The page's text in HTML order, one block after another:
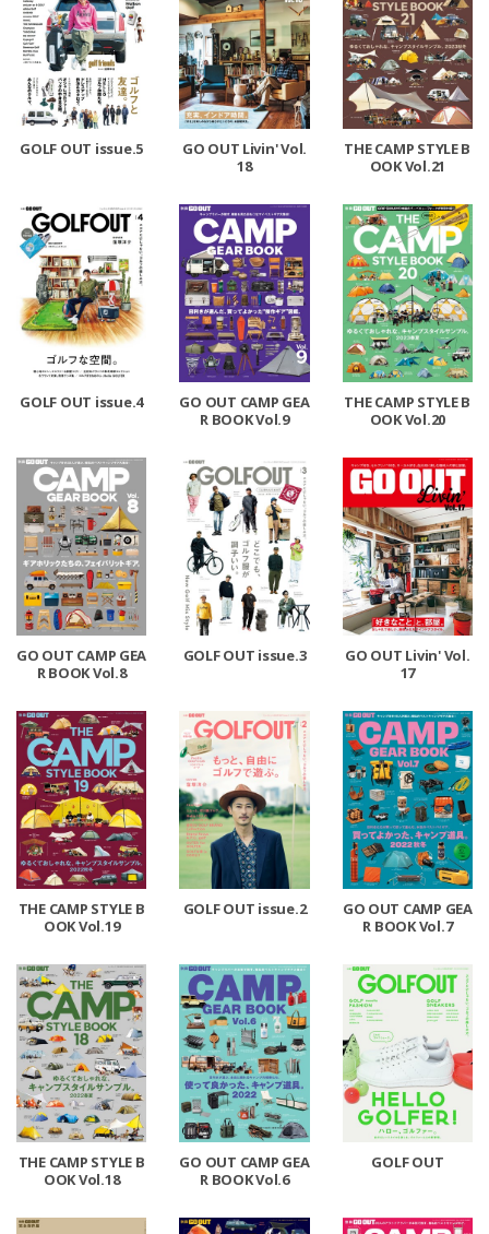
GOLF OUT issue.5
GO OUT Livin' Vol.
18
THE CAMP STYLE B
OOK Vol.21
GOLF OUT issue.4
GO OUT CAMP GEA
R BOOK Vol.9
THE CAMP STYLE B
OOK Vol.20
GO OUT CAMP GEA
R BOOK Vol.8
GOLF OUT issue.3
GO OUT Livin' Vol.
17
THE CAMP STYLE B
OOK Vol.19
GOLF OUT issue.2
GO OUT CAMP GEA
R BOOK Vol.7
THE CAMP STYLE B
OOK Vol.18
GO OUT CAMP GEA
R BOOK Vol.6
GOLF OUT